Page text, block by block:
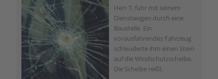
Herr T. fuhr mit seinem
Dienstwagen durch eine
Baustelle. Ein
vorausfahrendes Fahrzeug
schleuderte ihm einen Stein
auf die Windschutzscheibe.
Die Scheibe reißt.